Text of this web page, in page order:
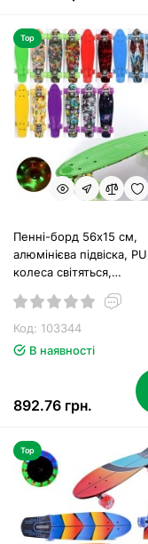
Top
Пенні-борд 56х15 см,
алюмінієва підвіска, PU
колеса світяться,
асортименті
Код: 103344
В наявності
892.76 грн.
Top